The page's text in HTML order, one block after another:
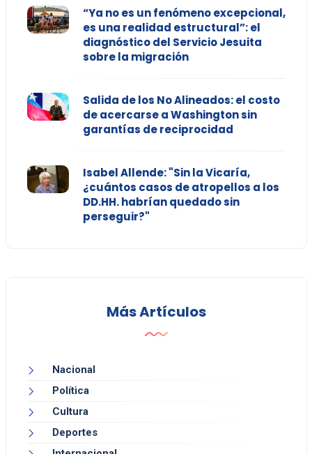
“Ya no es un fenómeno excepcional,
es una realidad estructural”: el
diagnóstico del Servicio Jesuita
sobre la migración
Salida de los No Alineados: el costo
de acercarse a Washington sin
garantías de reciprocidad
Isabel Allende: "Sin la Vicaría,
¿cuántos casos de atropellos a los
DD.HH. habrían quedado sin
perseguir?"
Más Artículos
Nacional
Política
Cultura
Deportes